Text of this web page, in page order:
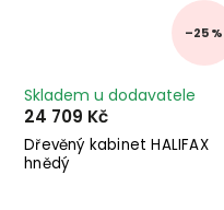
–25 %
Dřevěný kabinet HALIFAX
hnědý
Skladem u dodavatele
24 709 Kč